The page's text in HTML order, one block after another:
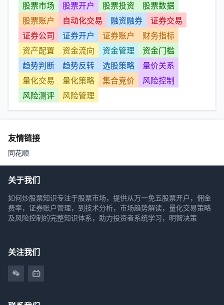
股票市场
股票开户 股票投资
股票数据
股票账户
自动化交易 融资融券
证券交易
证券公司
证券开户 证券账户
财务指标
资产配置
资金流向 资金管理
资金门槛
趋势判断
趋势反转 选股策略
量价关系
量化交易
量化策略 集合竞价
风险控制
风险测评
风险管理
友情链接
同花顺
关于我们
如何炒股票知识专注于股票市场，提供从万一免五股票开户，佣金
费率，证券账户管理，到技术分析，市场趋势解读，量化交易策略
及风险控制的完整知识体系，助力投资者系统学习，明智决策
关注我们